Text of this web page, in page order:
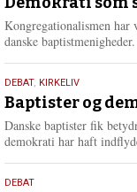
2026
Kongregationalismen har
danske
18.
maj
2026
DEBAT, KIRKELIV
Baptister og
Danske baptister fik
demokrati har haft
18.
DEBAT